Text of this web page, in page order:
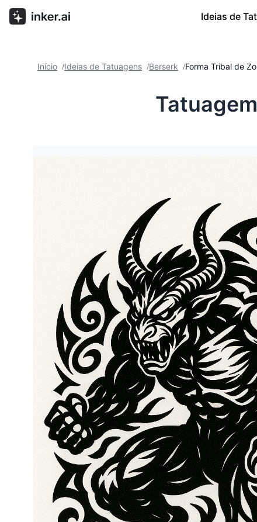
Ideias de
Início /Ideias de Tatuagens /Berserk /Forma Tribal de